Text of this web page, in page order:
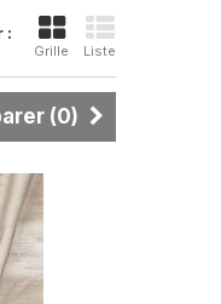
:
Grille Liste
(0)